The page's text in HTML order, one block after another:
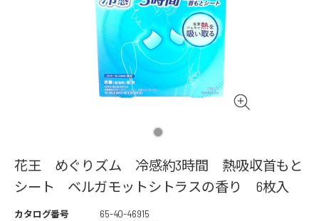
花王 めぐりズム 冷感約3時間 熱吸収首もと
シート ベルガモットシトラスの香り 6枚入
カタログ番号
65-40-46915